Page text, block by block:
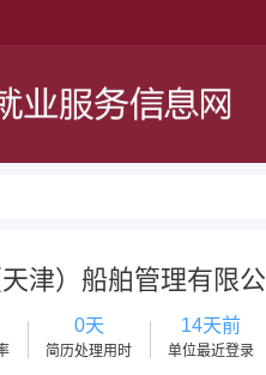
津）船舶管理有限
0天
简历处理用时
14天前
单位最近登录